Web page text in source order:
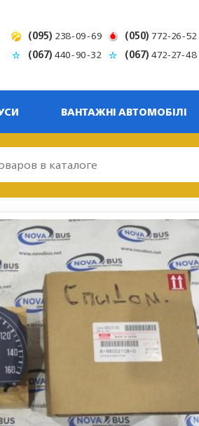
(095) 238-09-69 (050) 772-26-52
(067)440-90-32 (067)472-27-48
ВАНТАЖНІ АВТОМОБІЛІ